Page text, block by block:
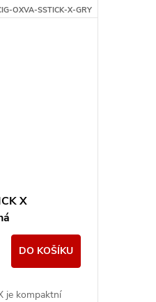
ovládáním.
OXVA-SSTICK-X-GRY
X
DO KOŠÍKU
je kompaktní